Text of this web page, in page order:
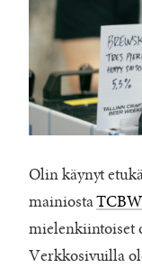
Olin käynyt
mainiosta
mielenkiintoiset
Verkkosivuilla